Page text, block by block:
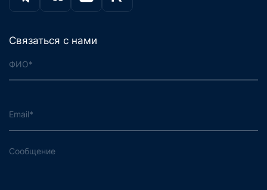
Связаться с нами